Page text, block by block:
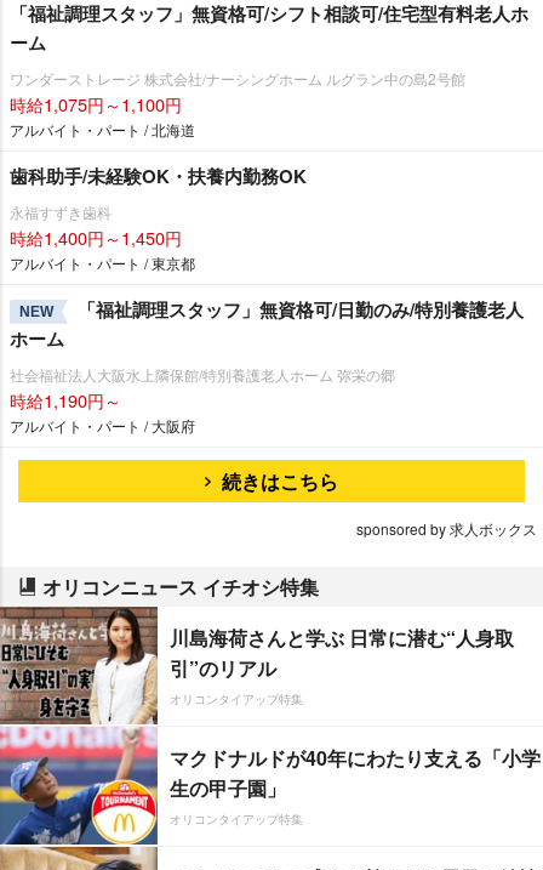
「福祉調理スタッフ」無資格可/シフト相談可/住宅型有料老人ホ
ーム
ワンダーストレージ 株式会社/ナーシングホーム ルグラン中の島2号館
時給1,075円～1,100円
アルバイト・パート / 北海道
歯科助手/未経験OK・扶養内勤務OK
永福すずき歯科
時給1,400円～1,450円
アルバイト・パート / 東京都
NEW
「福祉調理スタッフ」無資格可/日勤のみ/特別養護老人
ホーム
社会福祉法人大阪水上隣保館/特別養護老人ホーム 弥栄の郷
時給1,190円～
アルバイト・パート / 大阪府
続きはこちら
sponsored by 求人ボックス
オリコンニュース イチオシ特集
川島海荷さんと学ぶ 日常に潜む“人身取
引”のリアル
オリコンタイアップ特集
マクドナルドが40年にわたり支える「小学
生の甲子園」
オリコンタイアップ特集